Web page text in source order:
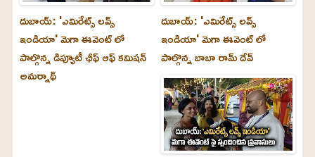
దుబాయ్‌: 'ఎమిరేట్స్ లవ్స్
ఇండియా' మెగా ఈవెంట్ లో
పాల్గొన్న డిప్యూటీ ఛీఫ్ ఆఫ్ కమిషన్
అమర్నాథ్
దుబాయ్‌: 'ఎమిరేట్స్ లవ్స్
ఇండియా' మెగా ఈవెంట్ లో
పాల్గొన్న బాబా రామ్ దేవ్